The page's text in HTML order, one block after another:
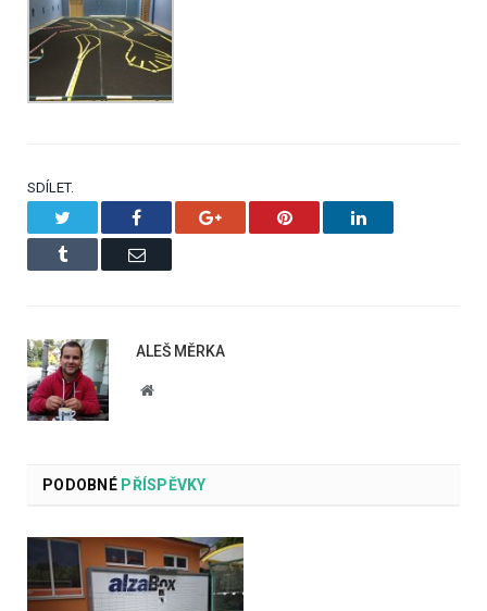
SDÍLET.
Facebook Google+ Pinterest LinkedIn
Tumblr Email
ALEŠ MĚRKA
Website
PODOBNÉPŘÍSPĚVKY